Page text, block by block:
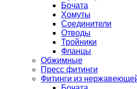
Бочата
Хомуты
Соединители
Отводы
Тройники
Фланцы
Обжимные
Пресс фитинги
Фитинги из